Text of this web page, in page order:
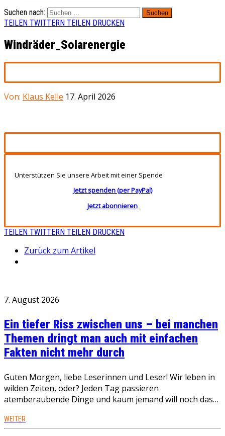
Suchen nach:
TEILEN TWITTERN TEILEN DRUCKEN
Windräder_Solarenergie
Von: Klaus Kelle 17. April 2026
Unterstützen Sie unsere Arbeit mit einer Spende
Jetzt spenden (per PayPal)
Jetzt abonnieren
TEILEN TWITTERN TEILEN DRUCKEN
Zurück zum Artikel
7. August 2026
Ein tiefer Riss zwischen uns – bei manchen
Themen dringt man auch mit einfachen
Fakten nicht mehr durch
Guten Morgen, liebe Leserinnen und Leser! Wir leben in
wilden Zeiten, oder? Jeden Tag passieren
atemberaubende Dinge und kaum jemand will noch das…
WEITER